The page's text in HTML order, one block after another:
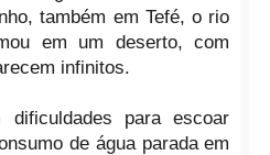
também em Tefé, o rio
em um deserto, com
infinitos.
dificuldades para escoar
de água parada em